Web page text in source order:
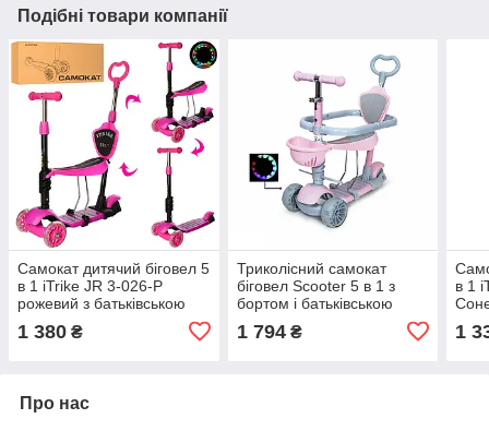
Подібні товари компанії
Самокат дитячий біговел 5
в 1 iTrike JR 3-026-P
рожевий з батьківською
1 380 ₴
Триколісний самокат
біговел Scooter 5 в 1 з
бортом і батьківською
1 794₴
в 1
1
Про нас